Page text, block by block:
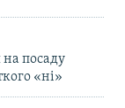
посаду
«ні»